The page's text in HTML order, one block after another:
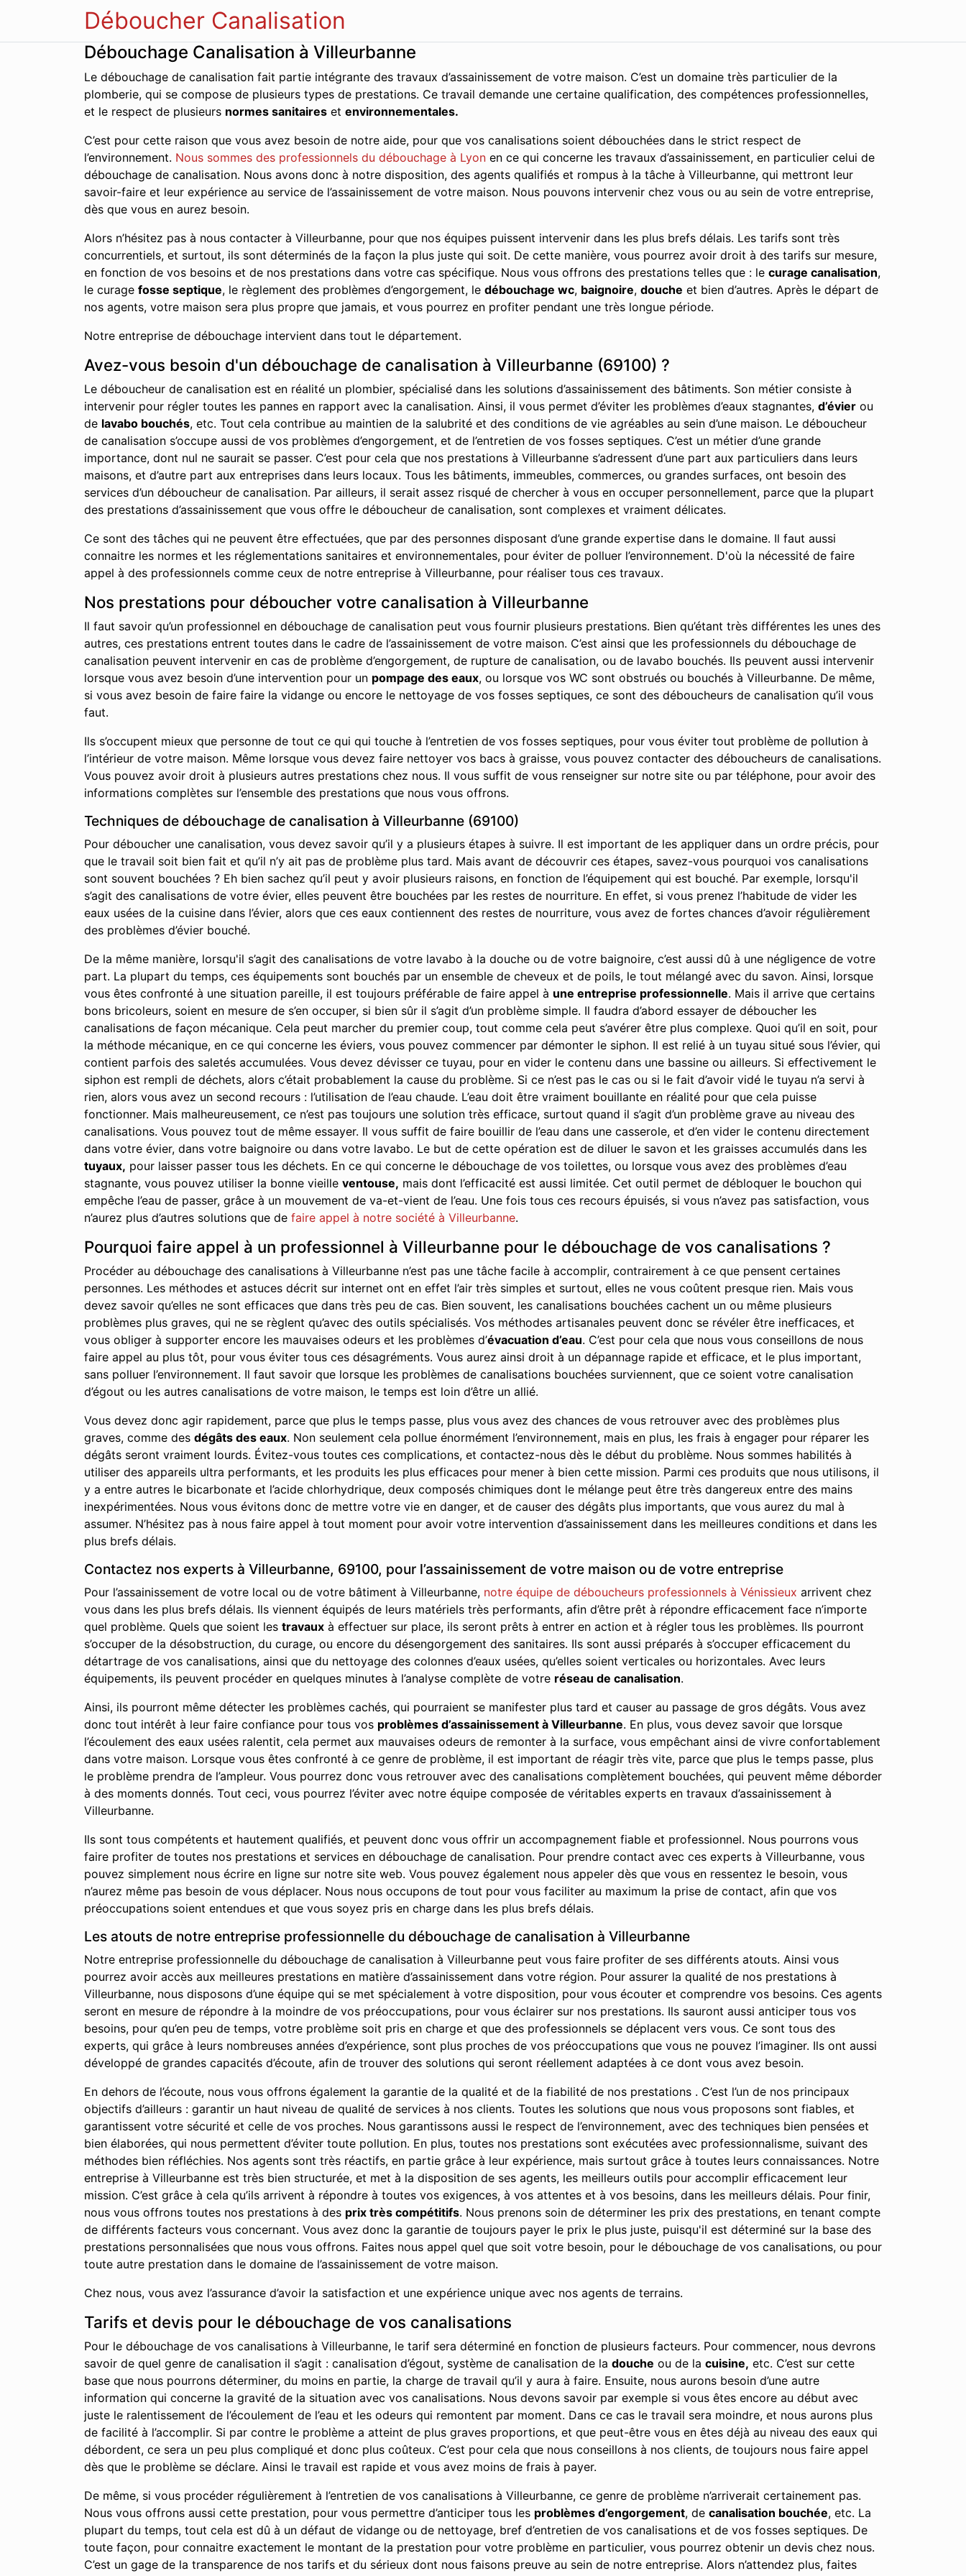
Déboucher Canalisation
Débouchage Canalisation à Villeurbanne
Le débouchage de canalisation fait partie intégrante des travaux d’assainissement de votre maison. C’est un domaine très particulier de la
plomberie, qui se compose de plusieurs types de prestations. Ce travail demande une certaine qualification, des compétences professionnelles,
et le respect de plusieurs normes sanitaires et environnementales.
C’est pour cette raison que vous avez besoin de notre aide, pour que vos canalisations soient débouchées dans le strict respect de
l’environnement. Nous sommes des professionnels du débouchage à Lyon en ce qui concerne les travaux d’assainissement, en particulier celui de
débouchage de canalisation. Nous avons donc à notre disposition, des agents qualifiés et rompus à la tâche à Villeurbanne, qui mettront leur
savoir-faire et leur expérience au service de l’assainissement de votre maison. Nous pouvons intervenir chez vous ou au sein de votre entreprise,
dès que vous en aurez besoin.
Alors n’hésitez pas à nous contacter à Villeurbanne, pour que nos équipes puissent intervenir dans les plus brefs délais. Les tarifs sont très
concurrentiels, et surtout, ils sont déterminés de la façon la plus juste qui soit. De cette manière, vous pourrez avoir droit à des tarifs sur mesure,
en fonction de vos besoins et de nos prestations dans votre cas spécifique. Nous vous offrons des prestations telles que : le curage canalisation,
le curage fosse septique, le règlement des problèmes d’engorgement, le débouchage wc, baignoire, douche et bien d’autres. Après le départ de
nos agents, votre maison sera plus propre que jamais, et vous pourrez en profiter pendant une très longue période.
Notre entreprise de débouchage intervient dans tout le département.
Avez-vous besoin d'un débouchage de canalisation à Villeurbanne (69100) ?
Le déboucheur de canalisation est en réalité un plombier, spécialisé dans les solutions d’assainissement des bâtiments. Son métier consiste à
intervenir pour régler toutes les pannes en rapport avec la canalisation. Ainsi, il vous permet d’éviter les problèmes d’eaux stagnantes, d’évier ou
de lavabo bouchés, etc. Tout cela contribue au maintien de la salubrité et des conditions de vie agréables au sein d’une maison. Le déboucheur
de canalisation s’occupe aussi de vos problèmes d’engorgement, et de l’entretien de vos fosses septiques. C’est un métier d’une grande
importance, dont nul ne saurait se passer. C’est pour cela que nos prestations à Villeurbanne s’adressent d’une part aux particuliers dans leurs
maisons, et d’autre part aux entreprises dans leurs locaux. Tous les bâtiments, immeubles, commerces, ou grandes surfaces, ont besoin des
services d’un déboucheur de canalisation. Par ailleurs, il serait assez risqué de chercher à vous en occuper personnellement, parce que la plupart
des prestations d’assainissement que vous offre le déboucheur de canalisation, sont complexes et vraiment délicates.
Ce sont des tâches qui ne peuvent être effectuées, que par des personnes disposant d’une grande expertise dans le domaine. Il faut aussi
connaitre les normes et les réglementations sanitaires et environnementales, pour éviter de polluer l’environnement. D'où la nécessité de faire
appel à des professionnels comme ceux de notre entreprise à Villeurbanne, pour réaliser tous ces travaux.
Nos prestations pour déboucher votre canalisation à Villeurbanne
Il faut savoir qu’un professionnel en débouchage de canalisation peut vous fournir plusieurs prestations. Bien qu’étant très différentes les unes des
autres, ces prestations entrent toutes dans le cadre de l’assainissement de votre maison. C’est ainsi que les professionnels du débouchage de
canalisation peuvent intervenir en cas de problème d’engorgement, de rupture de canalisation, ou de lavabo bouchés. Ils peuvent aussi intervenir
lorsque vous avez besoin d’une intervention pour un pompage des eaux, ou lorsque vos WC sont obstrués ou bouchés à Villeurbanne. De même,
si vous avez besoin de faire faire la vidange ou encore le nettoyage de vos fosses septiques, ce sont des déboucheurs de canalisation qu’il vous
faut.
Ils s’occupent mieux que personne de tout ce qui qui touche à l’entretien de vos fosses septiques, pour vous éviter tout problème de pollution à
l’intérieur de votre maison. Même lorsque vous devez faire nettoyer vos bacs à graisse, vous pouvez contacter des déboucheurs de canalisations.
Vous pouvez avoir droit à plusieurs autres prestations chez nous. Il vous suffit de vous renseigner sur notre site ou par téléphone, pour avoir des
informations complètes sur l’ensemble des prestations que nous vous offrons.
Techniques de débouchage de canalisation à Villeurbanne (69100)
Pour déboucher une canalisation, vous devez savoir qu’il y a plusieurs étapes à suivre. Il est important de les appliquer dans un ordre précis, pour
que le travail soit bien fait et qu’il n’y ait pas de problème plus tard. Mais avant de découvrir ces étapes, savez-vous pourquoi vos canalisations
sont souvent bouchées ? Eh bien sachez qu’il peut y avoir plusieurs raisons, en fonction de l’équipement qui est bouché. Par exemple, lorsqu'il
s’agit des canalisations de votre évier, elles peuvent être bouchées par les restes de nourriture. En effet, si vous prenez l’habitude de vider les
eaux usées de la cuisine dans l’évier, alors que ces eaux contiennent des restes de nourriture, vous avez de fortes chances d’avoir régulièrement
des problèmes d’évier bouché.
De la même manière, lorsqu'il s’agit des canalisations de votre lavabo à la douche ou de votre baignoire, c’est aussi dû à une négligence de votre
part. La plupart du temps, ces équipements sont bouchés par un ensemble de cheveux et de poils, le tout mélangé avec du savon. Ainsi, lorsque
vous êtes confronté à une situation pareille, il est toujours préférable de faire appel à une entreprise professionnelle. Mais il arrive que certains
bons bricoleurs, soient en mesure de s’en occuper, si bien sûr il s’agit d’un problème simple. Il faudra d’abord essayer de déboucher les
canalisations de façon mécanique. Cela peut marcher du premier coup, tout comme cela peut s’avérer être plus complexe. Quoi qu’il en soit, pour
la méthode mécanique, en ce qui concerne les éviers, vous pouvez commencer par démonter le siphon. Il est relié à un tuyau situé sous l’évier, qui
contient parfois des saletés accumulées. Vous devez dévisser ce tuyau, pour en vider le contenu dans une bassine ou ailleurs. Si effectivement le
siphon est rempli de déchets, alors c’était probablement la cause du problème. Si ce n’est pas le cas ou si le fait d’avoir vidé le tuyau n’a servi à
rien, alors vous avez un second recours : l’utilisation de l’eau chaude. L’eau doit être vraiment bouillante en réalité pour que cela puisse
fonctionner. Mais malheureusement, ce n’est pas toujours une solution très efficace, surtout quand il s’agit d’un problème grave au niveau des
canalisations. Vous pouvez tout de même essayer. Il vous suffit de faire bouillir de l’eau dans une casserole, et d’en vider le contenu directement
dans votre évier, dans votre baignoire ou dans votre lavabo. Le but de cette opération est de diluer le savon et les graisses accumulés dans les
tuyaux, pour laisser passer tous les déchets. En ce qui concerne le débouchage de vos toilettes, ou lorsque vous avez des problèmes d’eau
stagnante, vous pouvez utiliser la bonne vieille ventouse, mais dont l’efficacité est aussi limitée. Cet outil permet de débloquer le bouchon qui
empêche l’eau de passer, grâce à un mouvement de va-et-vient de l’eau. Une fois tous ces recours épuisés, si vous n’avez pas satisfaction, vous
n’aurez plus d’autres solutions que de faire appel à notre société à Villeurbanne.
Pourquoi faire appel à un professionnel à Villeurbanne pour le débouchage de vos canalisations ?
Procéder au débouchage des canalisations à Villeurbanne n’est pas une tâche facile à accomplir, contrairement à ce que pensent certaines
personnes. Les méthodes et astuces décrit sur internet ont en effet l’air très simples et surtout, elles ne vous coûtent presque rien. Mais vous
devez savoir qu’elles ne sont efficaces que dans très peu de cas. Bien souvent, les canalisations bouchées cachent un ou même plusieurs
problèmes plus graves, qui ne se règlent qu’avec des outils spécialisés. Vos méthodes artisanales peuvent donc se révéler être inefficaces, et
vous obliger à supporter encore les mauvaises odeurs et les problèmes d’évacuation d’eau. C’est pour cela que nous vous conseillons de nous
faire appel au plus tôt, pour vous éviter tous ces désagréments. Vous aurez ainsi droit à un dépannage rapide et efficace, et le plus important,
sans polluer l’environnement. Il faut savoir que lorsque les problèmes de canalisations bouchées surviennent, que ce soient votre canalisation
d’égout ou les autres canalisations de votre maison, le temps est loin d’être un allié.
Vous devez donc agir rapidement, parce que plus le temps passe, plus vous avez des chances de vous retrouver avec des problèmes plus
graves, comme des dégâts des eaux. Non seulement cela pollue énormément l’environnement, mais en plus, les frais à engager pour réparer les
dégâts seront vraiment lourds. Évitez-vous toutes ces complications, et contactez-nous dès le début du problème. Nous sommes habilités à
utiliser des appareils ultra performants, et les produits les plus efficaces pour mener à bien cette mission. Parmi ces produits que nous utilisons, il
y a entre autres le bicarbonate et l’acide chlorhydrique, deux composés chimiques dont le mélange peut être très dangereux entre des mains
inexpérimentées. Nous vous évitons donc de mettre votre vie en danger, et de causer des dégâts plus importants, que vous aurez du mal à
assumer. N’hésitez pas à nous faire appel à tout moment pour avoir votre intervention d’assainissement dans les meilleures conditions et dans les
plus brefs délais.
Contactez nos experts à Villeurbanne, 69100, pour l’assainissement de votre maison ou de votre entreprise
Pour l’assainissement de votre local ou de votre bâtiment à Villeurbanne, notre équipe de déboucheurs professionnels à Vénissieux arrivent chez
vous dans les plus brefs délais. Ils viennent équipés de leurs matériels très performants, afin d’être prêt à répondre efficacement face n’importe
quel problème. Quels que soient les travaux à effectuer sur place, ils seront prêts à entrer en action et à régler tous les problèmes. Ils pourront
s’occuper de la désobstruction, du curage, ou encore du désengorgement des sanitaires. Ils sont aussi préparés à s’occuper efficacement du
détartrage de vos canalisations, ainsi que du nettoyage des colonnes d’eaux usées, qu’elles soient verticales ou horizontales. Avec leurs
équipements, ils peuvent procéder en quelques minutes à l’analyse complète de votre réseau de canalisation.
Ainsi, ils pourront même détecter les problèmes cachés, qui pourraient se manifester plus tard et causer au passage de gros dégâts. Vous avez
donc tout intérêt à leur faire confiance pour tous vos problèmes d’assainissement à Villeurbanne. En plus, vous devez savoir que lorsque
l’écoulement des eaux usées ralentit, cela permet aux mauvaises odeurs de remonter à la surface, vous empêchant ainsi de vivre confortablement
dans votre maison. Lorsque vous êtes confronté à ce genre de problème, il est important de réagir très vite, parce que plus le temps passe, plus
le problème prendra de l’ampleur. Vous pourrez donc vous retrouver avec des canalisations complètement bouchées, qui peuvent même déborder
à des moments donnés. Tout ceci, vous pourrez l’éviter avec notre équipe composée de véritables experts en travaux d’assainissement à
Villeurbanne.
Ils sont tous compétents et hautement qualifiés, et peuvent donc vous offrir un accompagnement fiable et professionnel. Nous pourrons vous
faire profiter de toutes nos prestations et services en débouchage de canalisation. Pour prendre contact avec ces experts à Villeurbanne, vous
pouvez simplement nous écrire en ligne sur notre site web. Vous pouvez également nous appeler dès que vous en ressentez le besoin, vous
n’aurez même pas besoin de vous déplacer. Nous nous occupons de tout pour vous faciliter au maximum la prise de contact, afin que vos
préoccupations soient entendues et que vous soyez pris en charge dans les plus brefs délais.
Les atouts de notre entreprise professionnelle du débouchage de canalisation à Villeurbanne
Notre entreprise professionnelle du débouchage de canalisation à Villeurbanne peut vous faire profiter de ses différents atouts. Ainsi vous
pourrez avoir accès aux meilleures prestations en matière d’assainissement dans votre région. Pour assurer la qualité de nos prestations à
Villeurbanne, nous disposons d’une équipe qui se met spécialement à votre disposition, pour vous écouter et comprendre vos besoins. Ces agents
seront en mesure de répondre à la moindre de vos préoccupations, pour vous éclairer sur nos prestations. Ils sauront aussi anticiper tous vos
besoins, pour qu’en peu de temps, votre problème soit pris en charge et que des professionnels se déplacent vers vous. Ce sont tous des
experts, qui grâce à leurs nombreuses années d’expérience, sont plus proches de vos préoccupations que vous ne pouvez l’imaginer. Ils ont aussi
développé de grandes capacités d’écoute, afin de trouver des solutions qui seront réellement adaptées à ce dont vous avez besoin.
En dehors de l’écoute, nous vous offrons également la garantie de la qualité et de la fiabilité de nos prestations . C’est l’un de nos principaux
objectifs d’ailleurs : garantir un haut niveau de qualité de services à nos clients. Toutes les solutions que nous vous proposons sont fiables, et
garantissent votre sécurité et celle de vos proches. Nous garantissons aussi le respect de l’environnement, avec des techniques bien pensées et
bien élaborées, qui nous permettent d’éviter toute pollution. En plus, toutes nos prestations sont exécutées avec professionnalisme, suivant des
méthodes bien réfléchies. Nos agents sont très réactifs, en partie grâce à leur expérience, mais surtout grâce à toutes leurs connaissances. Notre
entreprise à Villeurbanne est très bien structurée, et met à la disposition de ses agents, les meilleurs outils pour accomplir efficacement leur
mission. C’est grâce à cela qu’ils arrivent à répondre à toutes vos exigences, à vos attentes et à vos besoins, dans les meilleurs délais. Pour finir,
nous vous offrons toutes nos prestations à des prix très compétitifs. Nous prenons soin de déterminer les prix des prestations, en tenant compte
de différents facteurs vous concernant. Vous avez donc la garantie de toujours payer le prix le plus juste, puisqu'il est déterminé sur la base des
prestations personnalisées que nous vous offrons. Faites nous appel quel que soit votre besoin, pour le débouchage de vos canalisations, ou pour
toute autre prestation dans le domaine de l’assainissement de votre maison.
Chez nous, vous avez l’assurance d’avoir la satisfaction et une expérience unique avec nos agents de terrains.
Tarifs et devis pour le débouchage de vos canalisations
Pour le débouchage de vos canalisations à Villeurbanne, le tarif sera déterminé en fonction de plusieurs facteurs. Pour commencer, nous devrons
savoir de quel genre de canalisation il s’agit : canalisation d’égout, système de canalisation de la douche ou de la cuisine, etc. C’est sur cette
base que nous pourrons déterminer, du moins en partie, la charge de travail qu’il y aura à faire. Ensuite, nous aurons besoin d’une autre
information qui concerne la gravité de la situation avec vos canalisations. Nous devons savoir par exemple si vous êtes encore au début avec
juste le ralentissement de l’écoulement de l’eau et les odeurs qui remontent par moment. Dans ce cas le travail sera moindre, et nous aurons plus
de facilité à l’accomplir. Si par contre le problème a atteint de plus graves proportions, et que peut-être vous en êtes déjà au niveau des eaux qui
débordent, ce sera un peu plus compliqué et donc plus coûteux. C’est pour cela que nous conseillons à nos clients, de toujours nous faire appel
dès que le problème se déclare. Ainsi le travail est rapide et vous avez moins de frais à payer.
De même, si vous procéder régulièrement à l’entretien de vos canalisations à Villeurbanne, ce genre de problème n’arriverait certainement pas.
Nous vous offrons aussi cette prestation, pour vous permettre d’anticiper tous les problèmes d’engorgement, de canalisation bouchée, etc. La
plupart du temps, tout cela est dû à un défaut de vidange ou de nettoyage, bref d’entretien de vos canalisations et de vos fosses septiques. De
toute façon, pour connaitre exactement le montant de la prestation pour votre problème en particulier, vous pourrez obtenir un devis chez nous.
C’est un gage de la transparence de nos tarifs et du sérieux dont nous faisons preuve au sein de notre entreprise. Alors n’attendez plus, faites